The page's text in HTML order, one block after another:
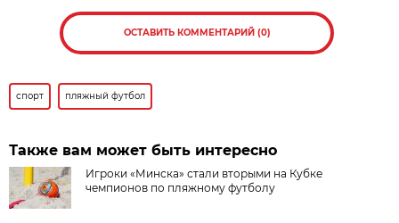
ОСТАВИТЬ КОММЕНТАРИЙ (0)
спорт пляжный футбол
Также вам может быть интересно
Игроки «Минска» стали вторыми на Кубке
чемпионов по пляжному футболу